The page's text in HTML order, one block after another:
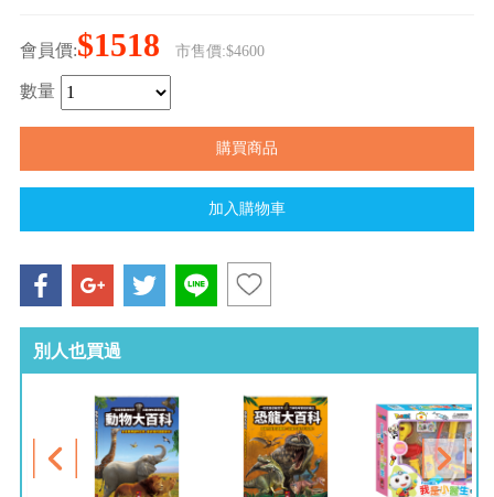
會員價:$1518 市售價:$4600
數量
別人也買過